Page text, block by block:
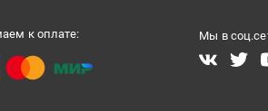
к оплате: Мы в